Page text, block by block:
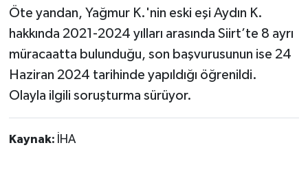
Öte yandan, Yağmur K.'nin eski eşi Aydın K.
hakkında 2021-2024 yılları arasında Siirt’te 8 ayrı
müracaatta bulunduğu, son başvurusunun ise 24
Haziran 2024 tarihinde yapıldığı öğrenildi.
Olayla ilgili soruşturma sürüyor.
Kaynak: İHA